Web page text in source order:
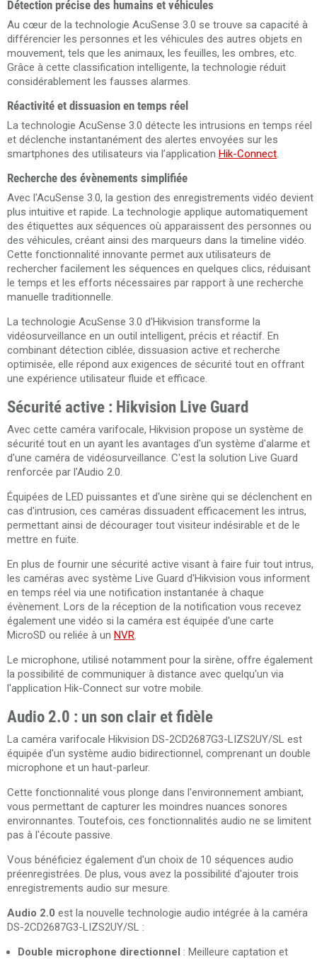
Détection précise des humains et véhicules
Au cœur de la technologie AcuSense 3.0 se trouve sa capacité à
différencier les personnes et les véhicules des autres objets en
mouvement, tels que les animaux, les feuilles, les ombres, etc.
Grâce à cette classification intelligente, la technologie réduit
considérablement les fausses alarmes.
Réactivité et dissuasion en temps réel
La technologie AcuSense 3.0 détecte les intrusions en temps réel
et déclenche instantanément des alertes envoyées sur les
smartphones des utilisateurs via l’application Hik-Connect.
Recherche des évènements simplifiée
Avec l'AcuSense 3.0, la gestion des enregistrements vidéo devient
plus intuitive et rapide. La technologie applique automatiquement
des étiquettes aux séquences où apparaissent des personnes ou
des véhicules, créant ainsi des marqueurs dans la timeline vidéo.
Cette fonctionnalité innovante permet aux utilisateurs de
rechercher facilement les séquences en quelques clics, réduisant
le temps et les efforts nécessaires par rapport à une recherche
manuelle traditionnelle.
La technologie AcuSense 3.0 d'Hikvision transforme la
vidéosurveillance en un outil intelligent, précis et réactif. En
combinant détection ciblée, dissuasion active et recherche
optimisée, elle répond aux exigences de sécurité tout en offrant
une expérience utilisateur fluide et efficace.
Sécurité active : Hikvision Live Guard
Avec cette caméra varifocale, Hikvision propose un système de
sécurité tout en un ayant les avantages d'un système d'alarme et
d'une caméra de vidéosurveillance. C'est la solution Live Guard
renforcée par l'Audio 2.0.
Équipées de LED puissantes et d'une sirène qui se déclenchent en
cas d'intrusion, ces caméras dissuadent efficacement les intrus,
permettant ainsi de décourager tout visiteur indésirable et de le
mettre en fuite.
En plus de fournir une sécurité active visant à faire fuir tout intrus,
les caméras avec système Live Guard d'Hikvision vous informent
en temps réel via une notification instantanée à chaque
évènement. Lors de la réception de la notification vous recevez
également une vidéo si la caméra est équipée d'une carte
MicroSD ou reliée à un NVR.
Le microphone, utilisé notamment pour la sirène, offre également
la possibilité de communiquer à distance avec quelqu'un via
l'application Hik-Connect sur votre mobile.
Audio 2.0 : un son clair et fidèle
La caméra varifocale Hikvision DS-2CD2687G3-LIZS2UY/SL est
équipée d'un système audio bidirectionnel, comprenant un double
microphone et un haut-parleur.
Cette fonctionnalité vous plonge dans l'environnement ambiant,
vous permettant de capturer les moindres nuances sonores
environnantes. Toutefois, ces fonctionnalités audio ne se limitent
pas à l'écoute passive.
Vous bénéficiez également d'un choix de 10 séquences audio
préenregistrées. De plus, vous avez la possibilité d'ajouter trois
enregistrements audio sur mesure.
Audio 2.0 est la nouvelle technologie audio intégrée à la caméra
DS-2CD2687G3-LIZS2UY/SL :
Double microphone directionnel : Meilleure captation et